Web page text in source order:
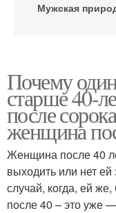
Мужская
Почему
старше 40-
после
женщина
Женщина после 40
выходить или нет ей
случай, когда, ей
после 40 – это уже